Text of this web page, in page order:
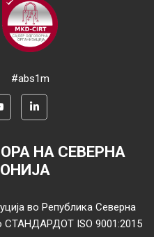
#abs1m
НА СЕВЕРНА
во Република Северна
СТАНДАРДОТ ISO 9001:2015